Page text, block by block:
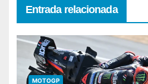
Entrada relacionada
MOTOGP